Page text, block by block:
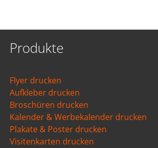
in Größe, Farbe und Ausrichtung ändern.
Produkte
Flyer drucken
Aufkleber drucken
Broschüren drucken
Kalender & Werbekalender drucken
Plakate & Poster drucken
Visitenkarten drucken